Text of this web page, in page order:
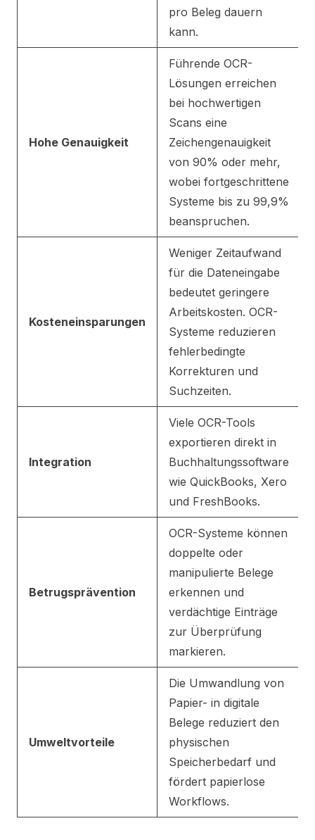
pro Beleg dauern
kann.
Hohe Genauigkeit
Führende OCR-
Lösungen erreichen
bei hochwertigen
Scans eine
Zeichengenauigkeit
von 90% oder mehr,
wobei fortgeschrittene
Systeme bis zu 99,9%
beanspruchen.
Kosteneinsparungen
Weniger Zeitaufwand
für die Dateneingabe
bedeutet geringere
Arbeitskosten. OCR-
Systeme reduzieren
fehlerbedingte
Korrekturen und
Suchzeiten.
Integration
Viele OCR-Tools
exportieren direkt in
Buchhaltungssoftware
wie QuickBooks, Xero
und FreshBooks.
Betrugsprävention
OCR-Systeme können
doppelte oder
manipulierte Belege
erkennen und
verdächtige Einträge
zur Überprüfung
markieren.
Umweltvorteile
Die Umwandlung von
Papier- in digitale
Belege reduziert den
physischen
Speicherbedarf und
fördert papierlose
Workflows.